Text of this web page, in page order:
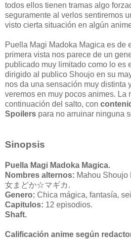
todos ellos tienen tramas algo
seguramente al verlos sentiremos
visto cierta situación en algún
Puella Magi Madoka Magica es de
primera vista nos parece de un
publicado muy limitado como lo es
dirigido al publico Shoujo en su
nos da una sensación muy distinta
veremos en muy pocos animes. La
continuación del salto, con
Spoilers para no arruinar ninguna
Sinopsis
Puella Magi Madoka Magica.
Nombres alternos: Mahou Shoujo
女まどか☆マギカ.
Genero: Chica mágica, fantasía,
Capitulos: 12 episodios.
Shaft.
Calificación anime según